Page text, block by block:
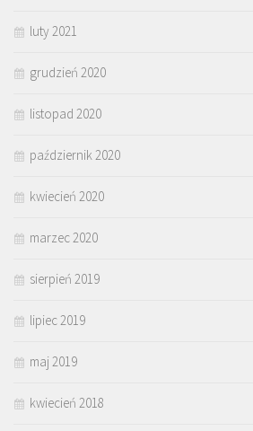
luty 2021
grudzień 2020
listopad 2020
październik 2020
kwiecień 2020
marzec 2020
sierpień 2019
lipiec 2019
maj 2019
kwiecień 2018